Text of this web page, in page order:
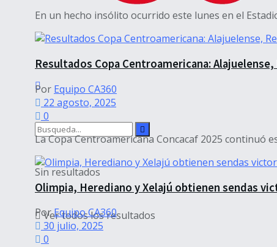
Sin resultados
Ver todos los resultados
En un hecho insólito ocurrido este lunes en el
Resultados Copa Centroamericana:
Por Equipo CA360
22 agosto, 2025
0
La Copa Centroamericana Concacaf 2025 continuó
Olimpia, Herediano y Xelajú obtienen sendas
PorEquipo CA360
30 julio, 2025
0